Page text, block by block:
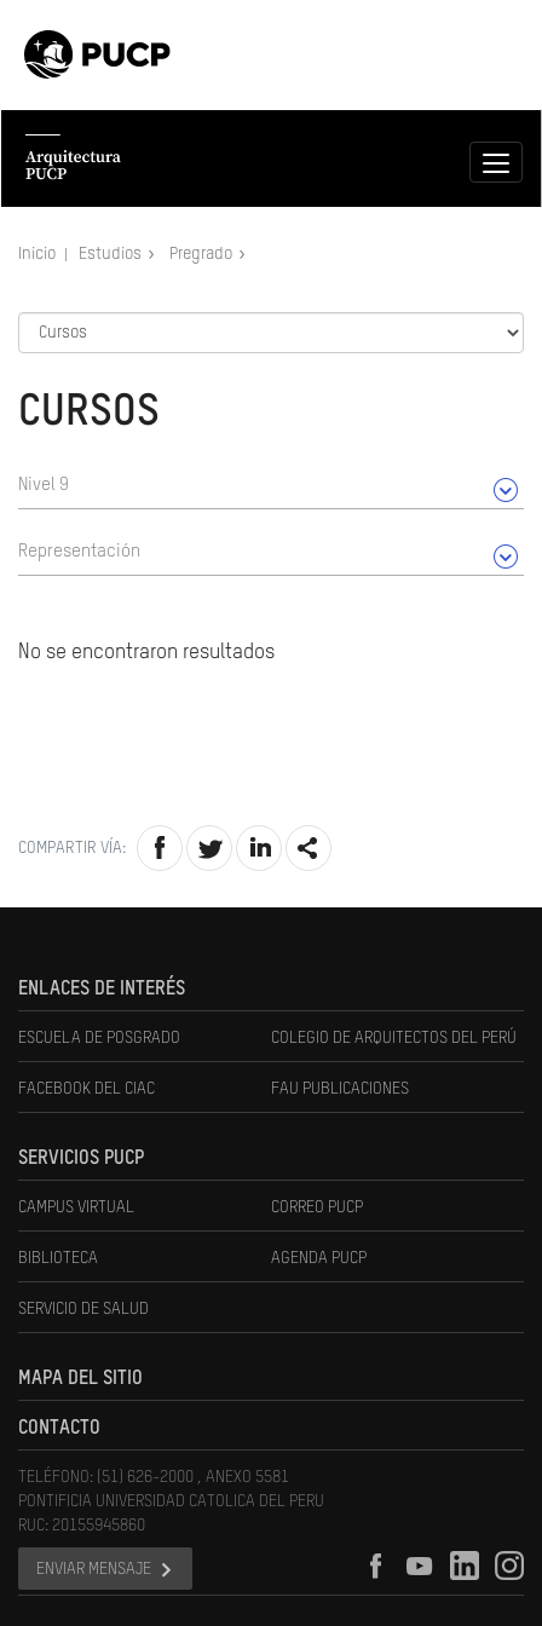
Inicio Estudios Pregrado
CURSOS
Nivel 9
Representación
No se encontraron resultados
COMPARTIR VÍA:
ENLACES DE INTERÉS
ESCUELA DE POSGRADO COLEGIO DE ARQUITECTOS DEL PERÚ
FACEBOOK DEL CIAC FAU PUBLICACIONES
SERVICIOS PUCP
CAMPUS VIRTUAL CORREO PUCP
BIBLIOTECA AGENDA PUCP
SERVICIO DE SALUD
MAPA DEL SITIO
CONTACTO
TELÉFONO: (51) 626-2000 , ANEXO 5581
PONTIFICIA UNIVERSIDAD CATOLICA DEL PERU
RUC: 20155945860
ENVIAR MENSAJE